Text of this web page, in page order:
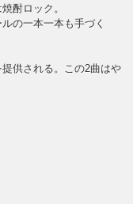
酎ロック。
の一本一本も手づく
供される。この2曲はや